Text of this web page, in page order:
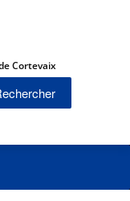
Cortevaix